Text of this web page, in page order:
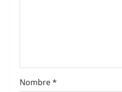
a
s
Nombre*